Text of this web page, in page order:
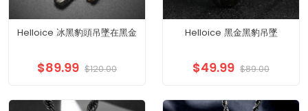
Helloice 冰黑豹頭吊墜在黑金
$89.99 $120.00
Helloice 黑金黑豹吊墜
$49.99 $89.00